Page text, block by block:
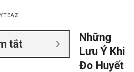
YTEAZ
tắt
Những
Lưu Ý Khi
Đo Huyết